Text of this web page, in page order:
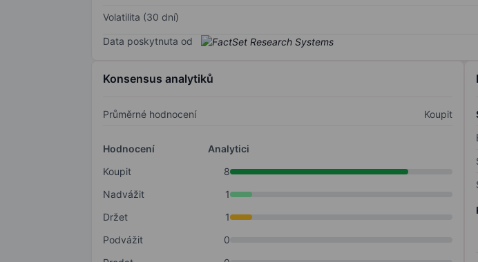
Volatilita (30 dní)
Data poskytnuta od
Konsensus analytiků
Průměrné hodnocení Koupit
Hodnocení
Analytici
Koupit
8
Nadvážit
1
Držet
1
Podvážit
0